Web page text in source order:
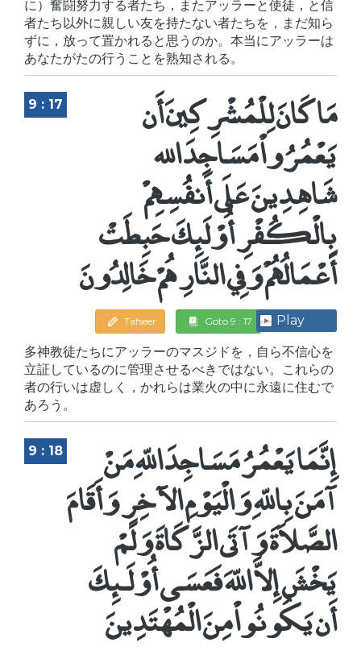
に）奮闘努力する者たち，またアッラーと使徒，と信
者たち以外に親しい友を持たない者たちを，まだ知ら
ずに，放って置かれると思うのか。本当にアッラーは
あなたがたの行うことを熟知される。
9 : 17 مَا كَانَ لِلْمُشْرِكِينَ أَن
يَعْمُرُواْ مَسَاجِدَ الله
شَاهِدِينَ عَلَى أَنفُسِهِمْ
بِالْكُفْرِ أُوْلَئِكَ حَبِطَتْ
أَعْمَالُهُمْ وَفِي النَّارِ هُمْ خَالِدُونَ
Tafseer Goto 9 : 17 Play
多神教徒たちにアッラーのマスジドを，自ら不信心を
立証しているのに管理させるべきではない。これらの
者の行いは虚しく，かれらは業火の中に永遠に住むで
あろう。
9 : 18 إِنَّمَا يَعْمُرُ مَسَاجِدَ اللّهِ مَنْ
آمَنَ بِاللّهِ وَالْيَوْمِ الآخِرِ وَأَقَامَ
الصَّلاَةَ وَآتَى الزَّكَاةَ وَلَمْ
يَخْشَ إِلاَّ اللّهَ فَعَسَى أُوْلَـئِكَ
أَن يَكُونُواْ مِنَ الْمُهْتَدِينَ